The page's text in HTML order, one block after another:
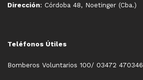
Dirección: Córdoba 48, Noetinger (Cba.)
Teléfonos Útiles
Bomberos Voluntarios 100/ 03472 470346